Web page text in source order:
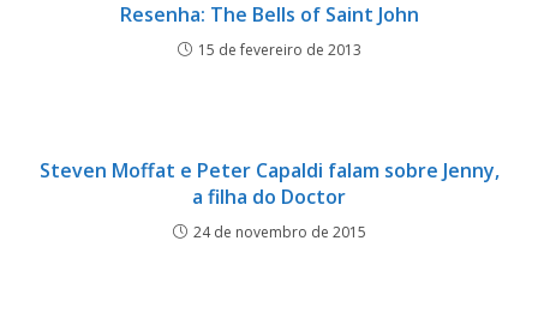
Resenha: The Bells of Saint John
15 de fevereiro de 2013
Steven Moffat e Peter Capaldi falam sobre Jenny,
a filha do Doctor
24 de novembro de 2015